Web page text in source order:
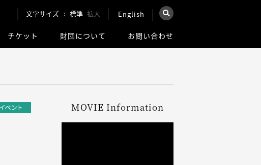
文字サイズ 標準 拡大 English
×
チケット 財団について お問い合わせ
MOVIE Information